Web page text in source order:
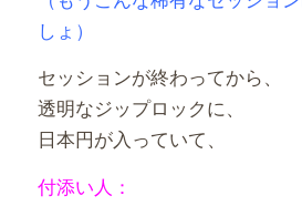
しょ）
セッションが終わってから、
透明なジップロックに、
日本円が入っていて、
付添い人：